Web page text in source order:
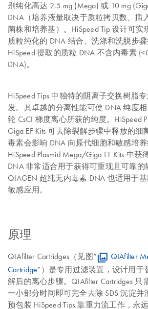
别纯化高达 2.5 mg (Mega) 或 10 mg
DNA（培养液量取决于质粒拷贝数、插
菌株和培养基）。HiSpeed Tip 设计可实
质粒纯化的 DNA 结合、洗涤和洗脱步骤
HiSpeed 提取的质粒 DNA 不含内毒素
DNA)。
HiSpeed Tips 中独特的阴离子交换树脂
发。其卓越的分离性能可使 DNA 纯度
轮 CsCI 梯度离心所获的纯度。HiSpeed
Giga EF Kits 可去除裂解步骤中释放的细
毒素会影响 DNA 向原代细胞和敏感培
HiSpeed Plasmid Mega/Giga EF Kits 中
DNA 非常适合用于获得可重现且可靠的
QIAGEN 超纯无内毒素 DNA 也适用于
敏感应用。
原理
QIAfilter Cartridges（见图“
QIAfilter
Cartridge”）是专用过滤装置，设计用于
解后的离心步骤。QIAfilter Cartridges 只
一小部分时间即可完全去除 SDS 沉淀并
预包装 HiSpeed Tips 靠重力流工作，永